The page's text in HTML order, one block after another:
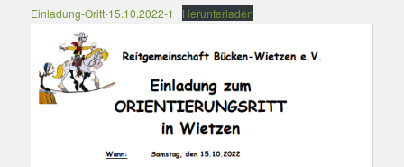
Einladung-Oritt-15.10.2022-1
Herunterladen